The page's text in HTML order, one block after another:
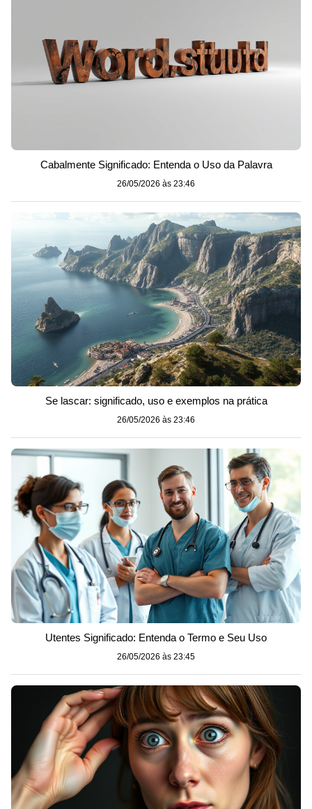
Cabalmente Significado: Entenda o Uso da Palavra
26/05/2026 às 23:46
Se lascar: significado, uso e exemplos na prática
26/05/2026 às 23:46
Utentes Significado: Entenda o Termo e Seu Uso
26/05/2026 às 23:45